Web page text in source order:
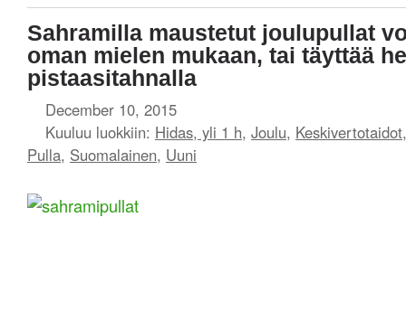
Sahramilla maustetut joulupullat
oman mielen mukaan, tai täyttää
pistaasitahnalla
December 10, 2015
Kuuluu luokkiin: Hidas, yli 1 h, Joulu, Keskivertotaidot
Pulla, Suomalainen, Uuni